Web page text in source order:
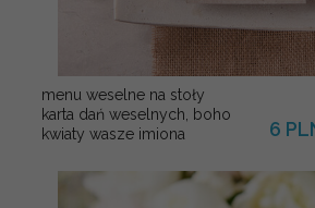
menu weselne na stoły
karta dań weselnych, boho
kwiaty wasze imiona
6